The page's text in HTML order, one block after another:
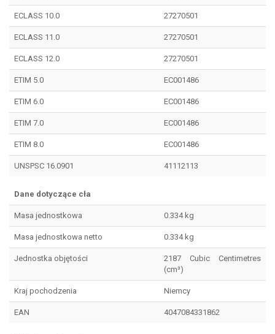
ECLASS 10.0 27270501
ECLASS 11.0 27270501
ECLASS 12.0 27270501
ETIM 5.0 EC001486
ETIM 6.0 EC001486
ETIM 7.0 EC001486
ETIM 8.0 EC001486
UNSPSC 16.0901 41112113
Dane dotyczące cła
Masa jednostkowa 0.334 kg
Masa jednostkowa netto 0.334 kg
Jednostka objętości
2187 Cubic Centimetres
(cm³)
Kraj pochodzenia Niemcy
EAN 4047084331862